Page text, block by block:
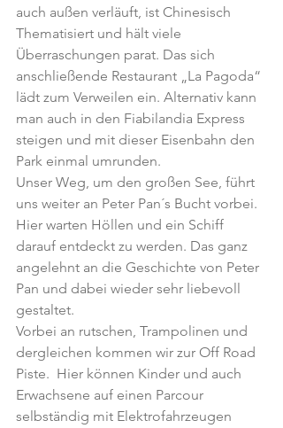
auch außen verläuft, ist Chinesisch
Thematisiert und hält viele
Überraschungen parat. Das sich
anschließende Restaurant „La Pagoda“
lädt zum Verweilen ein. Alternativ kann
man auch in den Fiabilandia Express
steigen und mit dieser Eisenbahn den
Park einmal umrunden.
Unser Weg, um den großen See, führt
uns weiter an Peter Pan´s Bucht vorbei.
Hier warten Höllen und ein Schiff
darauf entdeckt zu werden. Das ganz
angelehnt an die Geschichte von Peter
Pan und dabei wieder sehr liebevoll
gestaltet.
Vorbei an rutschen, Trampolinen und
dergleichen kommen wir zur Off Road
Piste.  Hier können Kinder und auch
Erwachsene auf einen Parcour
selbständig mit Elektrofahrzeugen